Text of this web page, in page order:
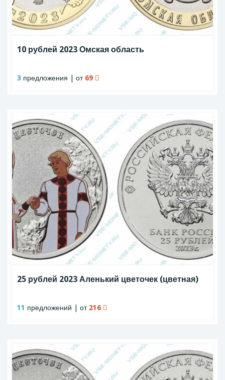
10 рублей 2023 Омская область
3 предложения | от 69
25 рублей 2023 Аленький цветочек (цветная)
11 предложений | от 216